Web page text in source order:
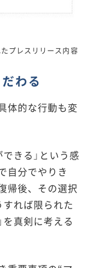
プレスリリース内容
わる
体的な行動も変
きる」という感
自分でやりき
帰後、その選択
すれば限られた
真剣に考える